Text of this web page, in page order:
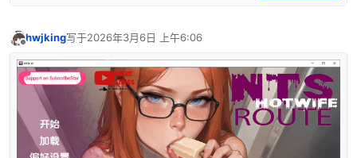
hwjking写于2026年3月6日 上午6:06
最后由 编辑